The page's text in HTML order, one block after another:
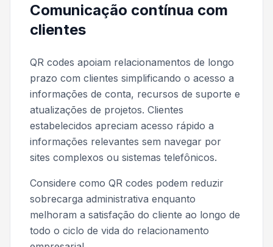
Comunicação contínua com
clientes
QR codes apoiam relacionamentos de longo
prazo com clientes simplificando o acesso a
informações de conta, recursos de suporte e
atualizações de projetos. Clientes
estabelecidos apreciam acesso rápido a
informações relevantes sem navegar por
sites complexos ou sistemas telefônicos.
Considere como QR codes podem reduzir
sobrecarga administrativa enquanto
melhoram a satisfação do cliente ao longo de
todo o ciclo de vida do relacionamento